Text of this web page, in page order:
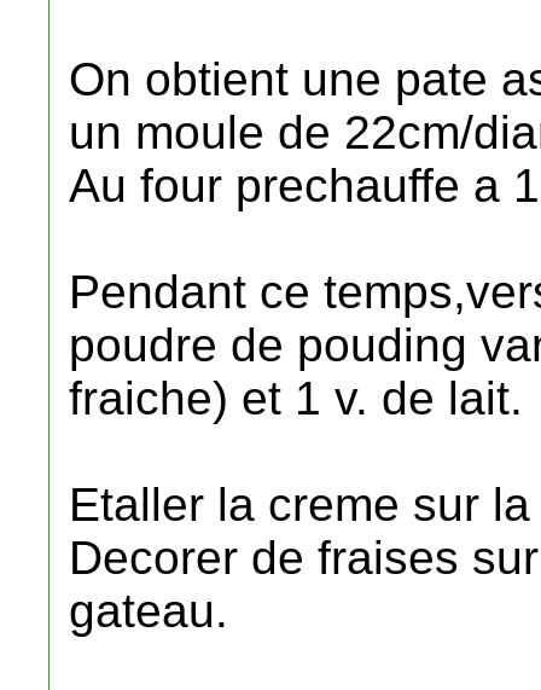
On obtient une pate
un moule de 22cm/
Au four prechauffe a
Pendant ce
poudre de pouding
fraiche) et 1 v. de lait.
Etaller la creme sur
Decorer de fraises
gateau.